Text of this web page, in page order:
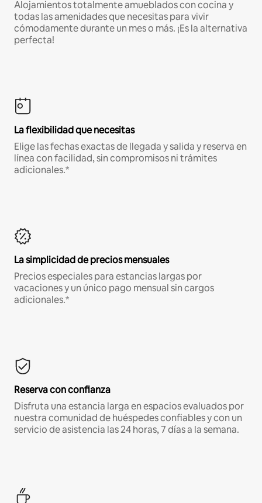
Alojamientos totalmente amueblados con cocina y
todas las amenidades que necesitas para vivir
cómodamente durante un mes o más. ¡Es la alternativa
perfecta!
La flexibilidad que necesitas
Elige las fechas exactas de llegada y salida y reserva en
línea con facilidad, sin compromisos ni trámites
adicionales.*
La simplicidad de precios mensuales
Precios especiales para estancias largas por
vacaciones y un único pago mensual sin cargos
adicionales.*
Reserva con confianza
Disfruta una estancia larga en espacios evaluados por
nuestra comunidad de huéspedes confiables y con un
servicio de asistencia las 24 horas, 7 días a la semana.